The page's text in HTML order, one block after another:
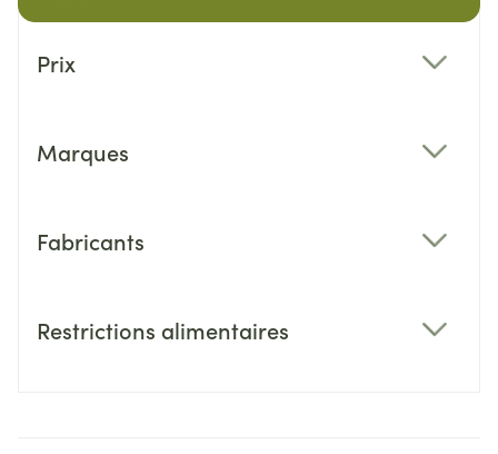
Prix
Marques
Fabricants
Restrictions alimentaires